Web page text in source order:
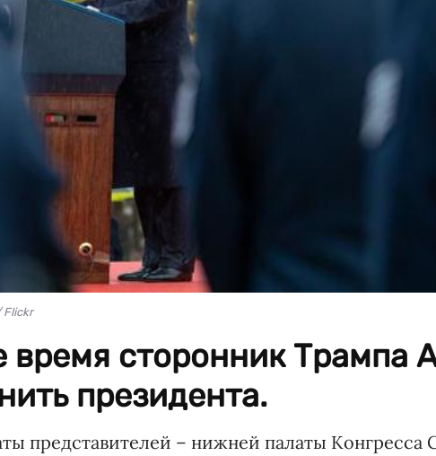
Flickr
время сторонник Трампа
президента.
представителей – нижней палаты